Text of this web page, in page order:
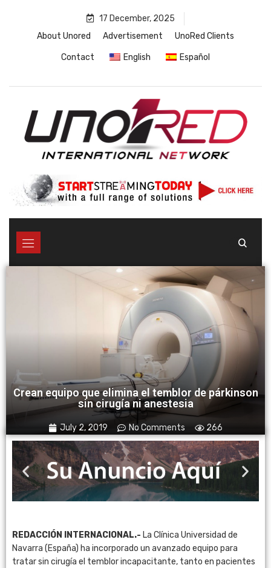
17 December, 2025
About Unored
Advertisement UnoRed Clients
Contact English Español
Crean equipo que elimina el temblor de párkinson
sin cirugía ni anestesia
July 2, 2019 No Comments 266
REDACCIÓN INTERNACIONAL.- La Clínica Universidad de
Navarra (España) ha incorporado un avanzado equipo para
tratar sin cirugía el temblor incapacitante, tanto en pacientes